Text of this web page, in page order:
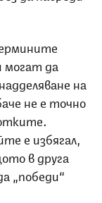
могат да
на
не е точно
е избягал,
в друга
„победи“